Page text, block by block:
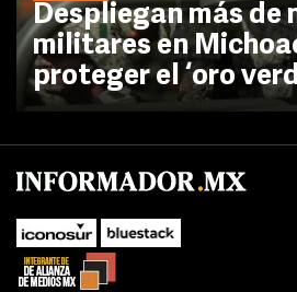
Despliegan más de
militares en
proteger el ‘oro